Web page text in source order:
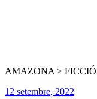
AMAZONA >
12 setembre, 2022